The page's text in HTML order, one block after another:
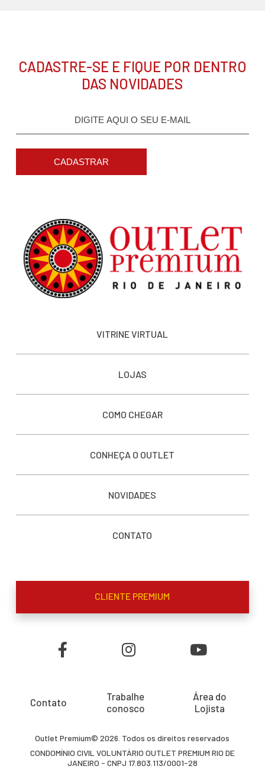
CADASTRE-SE E FIQUE POR DENTRO
DAS NOVIDADES
CADASTRAR
VITRINE VIRTUAL
LOJAS
COMO CHEGAR
CONHEÇA O OUTLET
NOVIDADES
CONTATO
CLIENTE PREMIUM
Contato
Trabalhe
conosco
Área do
Lojista
Outlet Premium© 2026. Todos os direitos reservados
CONDOMÍNIO CIVIL VOLUNTÁRIO OUTLET PREMIUM RIO DE
JANEIRO - CNPJ 17.803.113/0001-28